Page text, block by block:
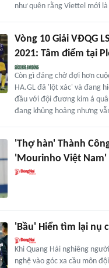
như quên rằng Viettel mới
Vòng 10 Giải VĐQG
2021: Tâm điểm tại
Còn gì đáng chờ đợi hơn
HA.GL đã 'lột xác' và đang
đầu với đội đương kim á
đang khủng hoảng nhưng
'Thợ hàn' Thành
'Mourinho Việt Nam'
'Bầu' Hiển tìm lại nụ
Khi Quang Hải nghiêng
nghệ vào góc xa cầu môn